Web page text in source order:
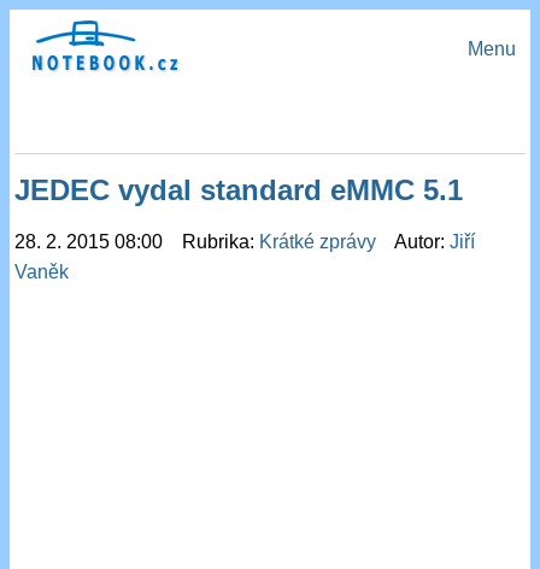
Menu
JEDEC vydal standard eMMC 5.1
28. 2. 2015 08:00 Rubrika: Krátké zprávy Autor:Jiří
Vaněk